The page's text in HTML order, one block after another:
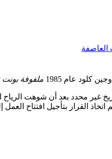
عام 1985 ملفوفة